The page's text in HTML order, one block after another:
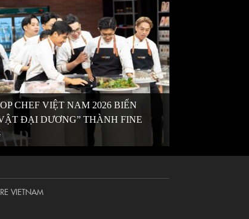
CHEF VIỆT NAM 2026 BIẾN
ĐẠI DƯƠNG” THÀNH FINE
VIETNAM